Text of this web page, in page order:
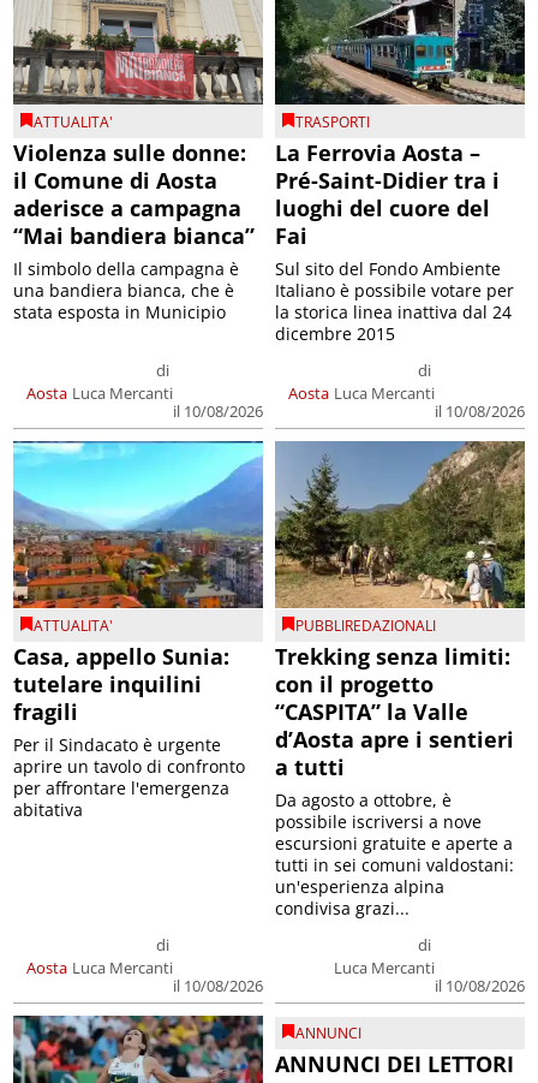
ATTUALITA'
Violenza sulle donne:
il Comune di Aosta
aderisce a campagna
“Mai bandiera bianca”
Aosta
di
Luca Mercanti
il 10/08/2026
Il simbolo della campagna è
una bandiera bianca, che è
stata esposta in Municipio
TRASPORTI
La Ferrovia Aosta –
Pré-Saint-Didier tra i
luoghi del cuore del
Fai
Aosta
di
Luca Mercanti
il 10/08/2026
Sul sito del Fondo Ambiente
Italiano è possibile votare per
la storica linea inattiva dal 24
dicembre 2015
ATTUALITA'
Casa, appello Sunia:
tutelare inquilini
fragili
Aosta
di
Luca Mercanti
il 10/08/2026
Per il Sindacato è urgente
aprire un tavolo di confronto
per affrontare l'emergenza
abitativa
PUBBLIREDAZIONALI
Trekking senza limiti:
con il progetto
“CASPITA” la Valle
d’Aosta apre i sentieri
a tutti
di
Luca Mercanti
il 10/08/2026
Da agosto a ottobre, è
possibile iscriversi a nove
escursioni gratuite e aperte a
tutti in sei comuni valdostani:
un'esperienza alpina
condivisa grazi...
ANNUNCI
ANNUNCI DEI LETTORI